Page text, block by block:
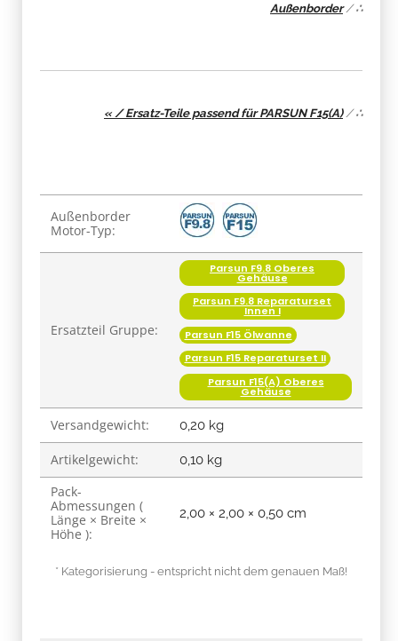
Außenborder/∴
« / Ersatz-Teile passend für PARSUN F15(A)/∴
Produkteigenschaft
Wert
Außenborder
Motor-Typ:
Ersatzteil Gruppe:
Parsun F9.8 Oberes
Gehäuse
Parsun F9.8 Reparaturset
Innen I
Parsun F15 Ölwanne
Parsun F15 Reparaturset II
Parsun F15(A) Oberes
Gehäuse
Versandgewicht: 0,20 kg
Artikelgewicht: 0,10 kg
Pack-
Abmessungen (
Länge × Breite ×
Höhe ):
2,00 × 2,00 × 0,50 cm
* Kategorisierung - entspricht nicht dem genauen Maß!